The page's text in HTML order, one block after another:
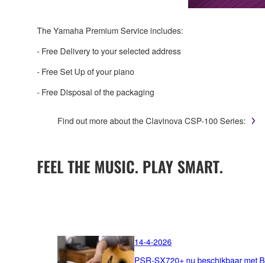
The Yamaha Premium Service includes:
- Free Delivery to your selected address
- Free Set Up of your piano
- Free Disposal of the packaging
Find out more about the Clavinova CSP-100 Series:
FEEL THE MUSIC. PLAY SMART.
14-4-2026
PSR-SX720+ nu beschikbaar met